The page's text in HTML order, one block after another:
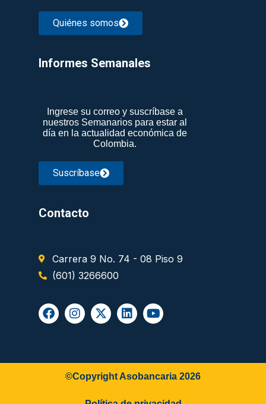
Quiénes somos
Informes Semanales​
Ingrese su correo y suscríbase a
nuestros Semanarios para estar al
día en la actualidad económica de
Colombia.
Suscríbase
Contacto
Carrera 9 No. 74 - 08 Piso 9
(601) 3266600
©Copyright Asobancaria 2026